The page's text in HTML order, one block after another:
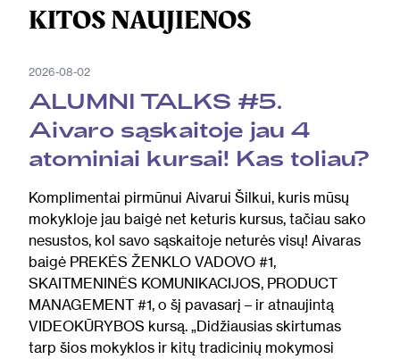
KITOS NAUJIENOS
2026-08-02
ALUMNI TALKS #5.
Aivaro sąskaitoje jau 4
atominiai kursai! Kas toliau?
Komplimentai pirmūnui Aivarui Šilkui, kuris mūsų
mokykloje jau baigė net keturis kursus, tačiau sako
nesustos, kol savo sąskaitoje neturės visų! Aivaras
baigė PREKĖS ŽENKLO VADOVO #1,
SKAITMENINĖS KOMUNIKACIJOS, PRODUCT
MANAGEMENT #1, o šį pavasarį – ir atnaujintą
VIDEOKŪRYBOS kursą. „Didžiausias skirtumas
tarp šios mokyklos ir kitų tradicinių mokymosi